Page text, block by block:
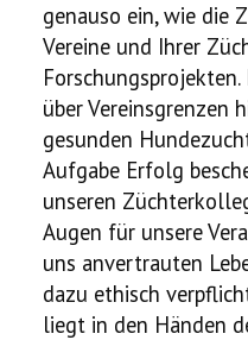
genauso ein, wie die
Vereine und Ihrer
über Vereinsgrenzen
gesunden
Aufgabe Erfolg
unseren
Augen für unsere
uns anvertrauten
dazu ethisch
liegt in den Händen